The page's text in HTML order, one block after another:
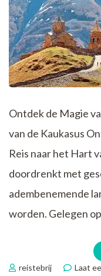
Ontdek de Magie
van de Kaukasus
Reis naar het Hart
doordrenkt met
adembenemende
worden. Gelegen
reistebrij Laat